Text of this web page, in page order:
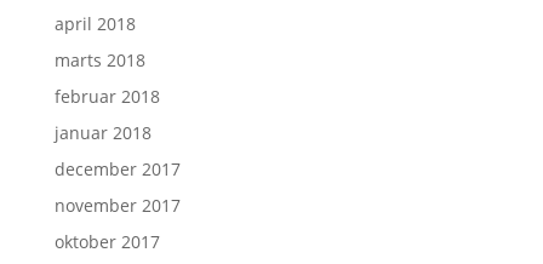
april 2018
marts 2018
februar 2018
januar 2018
december 2017
november 2017
oktober 2017